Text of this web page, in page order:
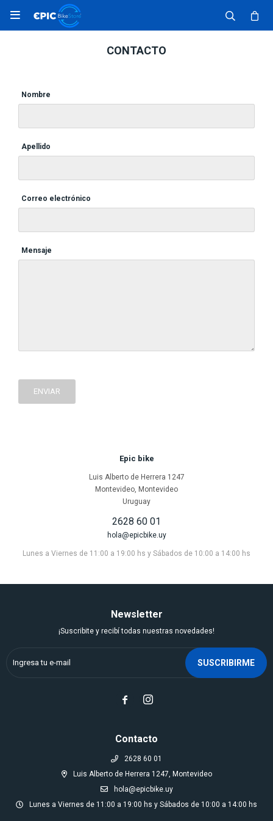

CONTACTO
Nombre
Apellido
Correo electrónico
Mensaje
ENVIAR
Epic bike
Luis Alberto de Herrera 1247
Montevideo, Montevideo
Uruguay
2628 60 01
hola@epicbike.uy
Lunes a Viernes de 11:00 a 19:00 hs y Sábados de 10:00 a 14:00 hs
Contacto
2628 60 01
Luis Alberto de Herrera 1247, Montevideo
hola@epicbike.uy
Lunes a Viernes de 11:00 a 19:00 hs y Sábados de 10:00 a 14:00 hs
Newsletter
¡Suscribite y recibí todas nuestras novedades!
SUSCRIBIRME
 